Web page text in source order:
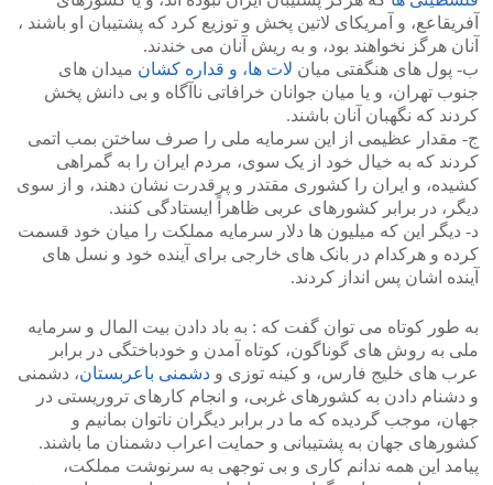
آفریقاعع، و آمریکای لاتین پخش و توزیع کرد که پشتیبان او باشند ،
آنان هرگز نخواهند بود، و به ریش آنان می خندند.
ب- پول های هنگفتی میان لات ها، و قداره کشان میدان های
جنوب تهران، و یا میان جوانان خرافاتی ناآگاه و بی دانش پخش
کردند که نگهبان آنان باشند.
ج- مقدار عظیمی از این سرمایه ملی را صرف ساختن بمب اتمی
کردند که به خیال خود از یک سوی، مردم ایران را به گمراهی
کشیده، و ایران را کشوری مقتدر و پرقدرت نشان دهند، و از سوی
دیگر، در برابر کشورهای عربی ظاهراً ایستادگی کنند.
د- دیگر این که میلیون ها دلار سرمایه مملکت را میان خود قسمت
کرده و هرکدام در بانک های خارجی برای آینده خود و نسل های
آینده اشان پس انداز کردند.
به طور کوتاه می توان گفت که : به باد دادن بیت المال و سرمایه
ملی به روش های گوناگون، کوتاه آمدن و خودباختگی در برابر
عرب های خلیج فارس، و کینه توزی و دشمنی باعربستان، دشمنی
و دشنام دادن به کشورهای غربی، و انجام کارهای تروریستی در
جهان، موجب گردیده که ما در برابر دیگران ناتوان بمانیم و
کشورهای جهان به پشتیبانی و حمایت اعراب دشمنان ما باشند.
پیامد این همه ندانم کاری و بی توجهی به سرنوشت مملکت،